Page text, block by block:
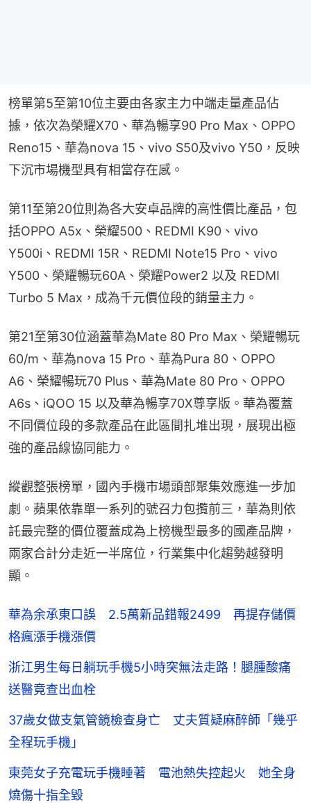
榜單第5至第10位主要由各家主力中端走量產品佔
據，依次為榮耀X70、華為暢享90 Pro Max、OPPO
Reno15、華為nova 15、vivo S50及vivo Y50，反映
下沉市場機型具有相當存在感。
第11至第20位則為各大安卓品牌的高性價比產品，包
括OPPO A5x、榮耀500、REDMI K90、vivo
Y500i、REDMI 15R、REDMI Note15 Pro、vivo
Y500、榮耀暢玩60A、榮耀Power2 以及 REDMI
Turbo 5 Max，成為千元價位段的銷量主力。
第21至第30位涵蓋華為Mate 80 Pro Max、榮耀暢玩
60/m、華為nova 15 Pro、華為Pura 80、OPPO
A6、榮耀暢玩70 Plus、華為Mate 80 Pro、OPPO
A6s、iQOO 15 以及華為暢享70X尊享版。華為覆蓋
不同價位段的多款產品在此區間扎堆出現，展現出極
強的產品線協同能力。
縱觀整張榜單，國內手機市場頭部聚集效應進一步加
劇。蘋果依靠單一系列的號召力包攬前三，華為則依
託最完整的價位覆蓋成為上榜機型最多的國產品牌，
兩家合計分走近一半席位，行業集中化趨勢越發明
顯。
華為余承東口誤 2.5萬新品錯報2499 再提存儲價
格瘋漲手機漲價
浙江男生每日躺玩手機5小時突無法走路！腿腫酸痛
送醫竟查出血栓
37歲女做支氣管鏡檢查身亡 丈夫質疑麻醉師「幾乎
全程玩手機」
東莞女子充電玩手機睡著 電池熱失控起火 她全身
燒傷十指全毀